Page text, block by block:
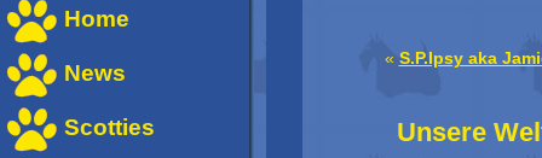
Home
News
Scotties
« S.P.Ipsy aka
Unsere